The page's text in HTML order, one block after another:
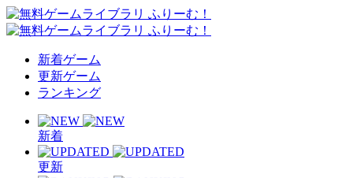
新着ゲーム
更新ゲーム
ランキング
新着
更新